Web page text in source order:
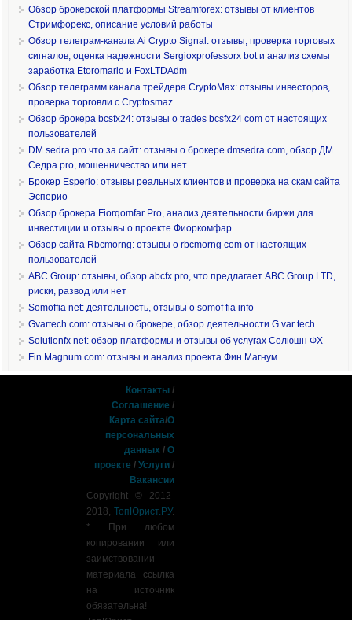
Обзор брокерской платформы Streamforex: отзывы от клиентов
Стримфорекс, описание условий работы
Обзор телеграм-канала Ai Crypto Signal: отзывы, проверка торговых
сигналов, оценка надежности Sergioxprofessorx bot и анализ схемы
заработка Etoromario и FoxLTDAdm
Обзор телеграмм канала трейдера CryptoMax: отзывы инвесторов,
проверка торговли с Cryptosmaz
Обзор брокера bcsfx24: отзывы о trades bcsfx24 com от настоящих
пользователей
DM sedra pro что за сайт: отзывы о брокере dmsedra com, обзор ДМ
Седра pro, мошенничество или нет
Брокер Esperio: отзывы реальных клиентов и проверка на скам сайта
Эсперио
Обзор брокера Fiorqomfar Pro, анализ деятельности биржи для
инвестиции и отзывы о проекте Фиоркомфар
Обзор сайта Rbcmorng: отзывы о rbcmorng com от настоящих
пользователей
ABC Group: отзывы, обзор abcfx pro, что предлагает ABC Group LTD,
риски, развод или нет
Somoffia net: деятельность, отзывы о somof fia info
Gvartech com: отзывы о брокере, обзор деятельности G var tech
Solutionfx net: обзор платформы и отзывы об услугах Солюшн ФХ
Fin Magnum com: отзывы и анализ проекта Фин Магнум
Контакты /
Соглашение /
Карта сайта/О
персональных
данных /О
проекте /Услуги /
Вакансии
Copyright © 2012-
2018,ТопЮрист.РУ.
* При любом
копировании или
заимствовании
материала ссылка
на источник
обязательна!